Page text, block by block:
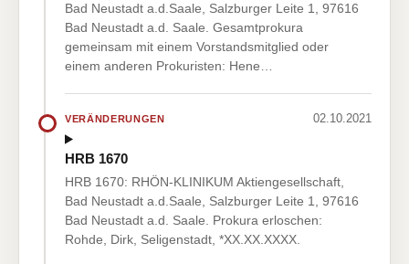
Bad Neustadt a.d.Saale, Salzburger Leite 1, 97616
Bad Neustadt a.d. Saale. Gesamtprokura
gemeinsam mit einem Vorstandsmitglied oder
einem anderen Prokuristen: Hene…
VERÄNDERUNGEN 02.10.2021
HRB 1670
HRB 1670: RHÖN-KLINIKUM Aktiengesellschaft,
Bad Neustadt a.d.Saale, Salzburger Leite 1, 97616
Bad Neustadt a.d. Saale. Prokura erloschen:
Rohde, Dirk, Seligenstadt, *XX.XX.XXXX.